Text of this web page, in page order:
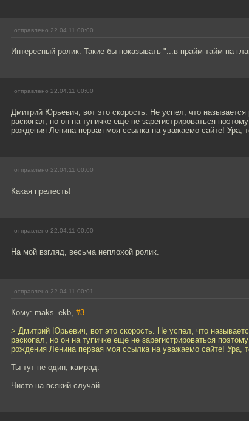
отправлено 22.04.11 00:00
Интересный ролик. Такие бы показывать "...в прайм-тайм на
отправлено 22.04.11 00:00
Дмитрий Юрьевич, вот это скорость. Не успел, что
раскопал, но он на тупичке еще не зарегистрироваться
рождения Ленина первая моя ссылка на уважаемо сайте!
отправлено 22.04.11 00:00
Какая прелесть!
отправлено 22.04.11 00:00
На мой взгляд, весьма неплохой ролик.
отправлено 22.04.11 00:01
Кому: maks_ekb, #3
> Дмитрий Юрьевич, вот это скорость. Не успел, что
раскопал, но он на тупичке еще не зарегистрироваться
рождения Ленина первая моя ссылка на уважаемо сайте!
Ты тут не один, камрад.
Чисто на всякий случай.